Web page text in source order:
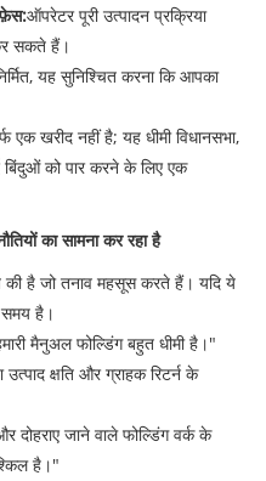
ऑपरेटर पूरी उत्पादन प्रक्रिया
सकते हैं।
यह सुनिश्चित करना कि आपका
एक खरीद नहीं है; यह धीमी विधानसभा,
को पार करने के लिए एक
का सामना कर रहा है
की है जो तनाव महसूस करते हैं। यदि ये
समय है।
मैनुअल फोल्डिंग बहुत धीमी है।"
क्षति और ग्राहक रिटर्न के
दोहराए जाने वाले फोल्डिंग वर्क के
है।"